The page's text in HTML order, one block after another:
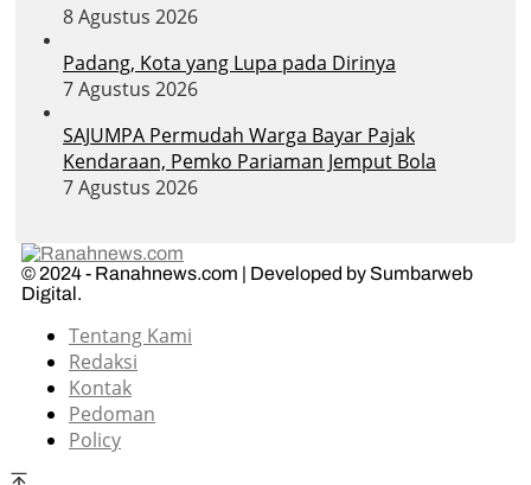
8 Agustus 2026
Padang, Kota yang Lupa pada Dirinya
7 Agustus 2026
SAJUMPA Permudah Warga Bayar Pajak
Kendaraan, Pemko Pariaman Jemput Bola
7 Agustus 2026
© 2024 - Ranahnews.com | Developed by Sumbarweb
Digital.
Tentang Kami
Redaksi
Kontak
Pedoman
Policy